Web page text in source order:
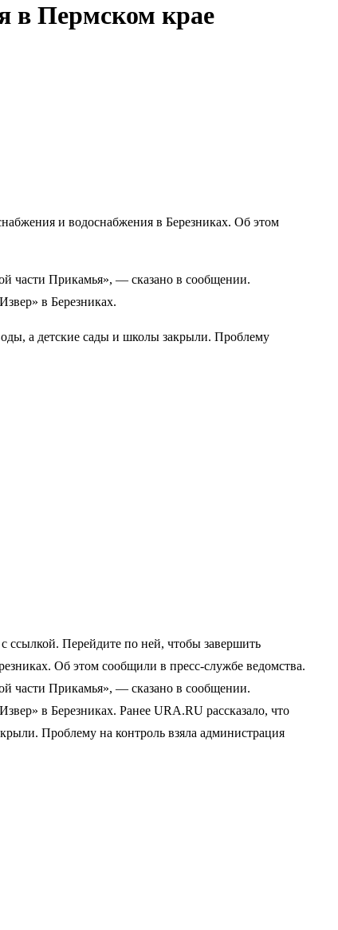
в Пермском крае
и водоснабжения в Березниках. Об этом
части Прикамья», — сказано в сообщении.
в Березниках.
а детские сады и школы закрыли. Проблему
Перейдите по ней, чтобы завершить
Об этом сообщили в пресс-службе ведомства.
части Прикамья», — сказано в сообщении.
в Березниках. Ранее URA.RU рассказало, что
Проблему на контроль взяла администрация